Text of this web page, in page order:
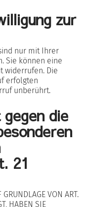
zur
nur mit Ihrer
Sie können eine
widerrufen. Die
erfolgten
unberührt.
die
21
VON ART.
HABEN SIE